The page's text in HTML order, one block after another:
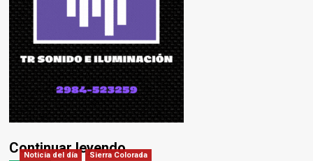
Continuar leyendo
Noticia del día Sierra Colorada